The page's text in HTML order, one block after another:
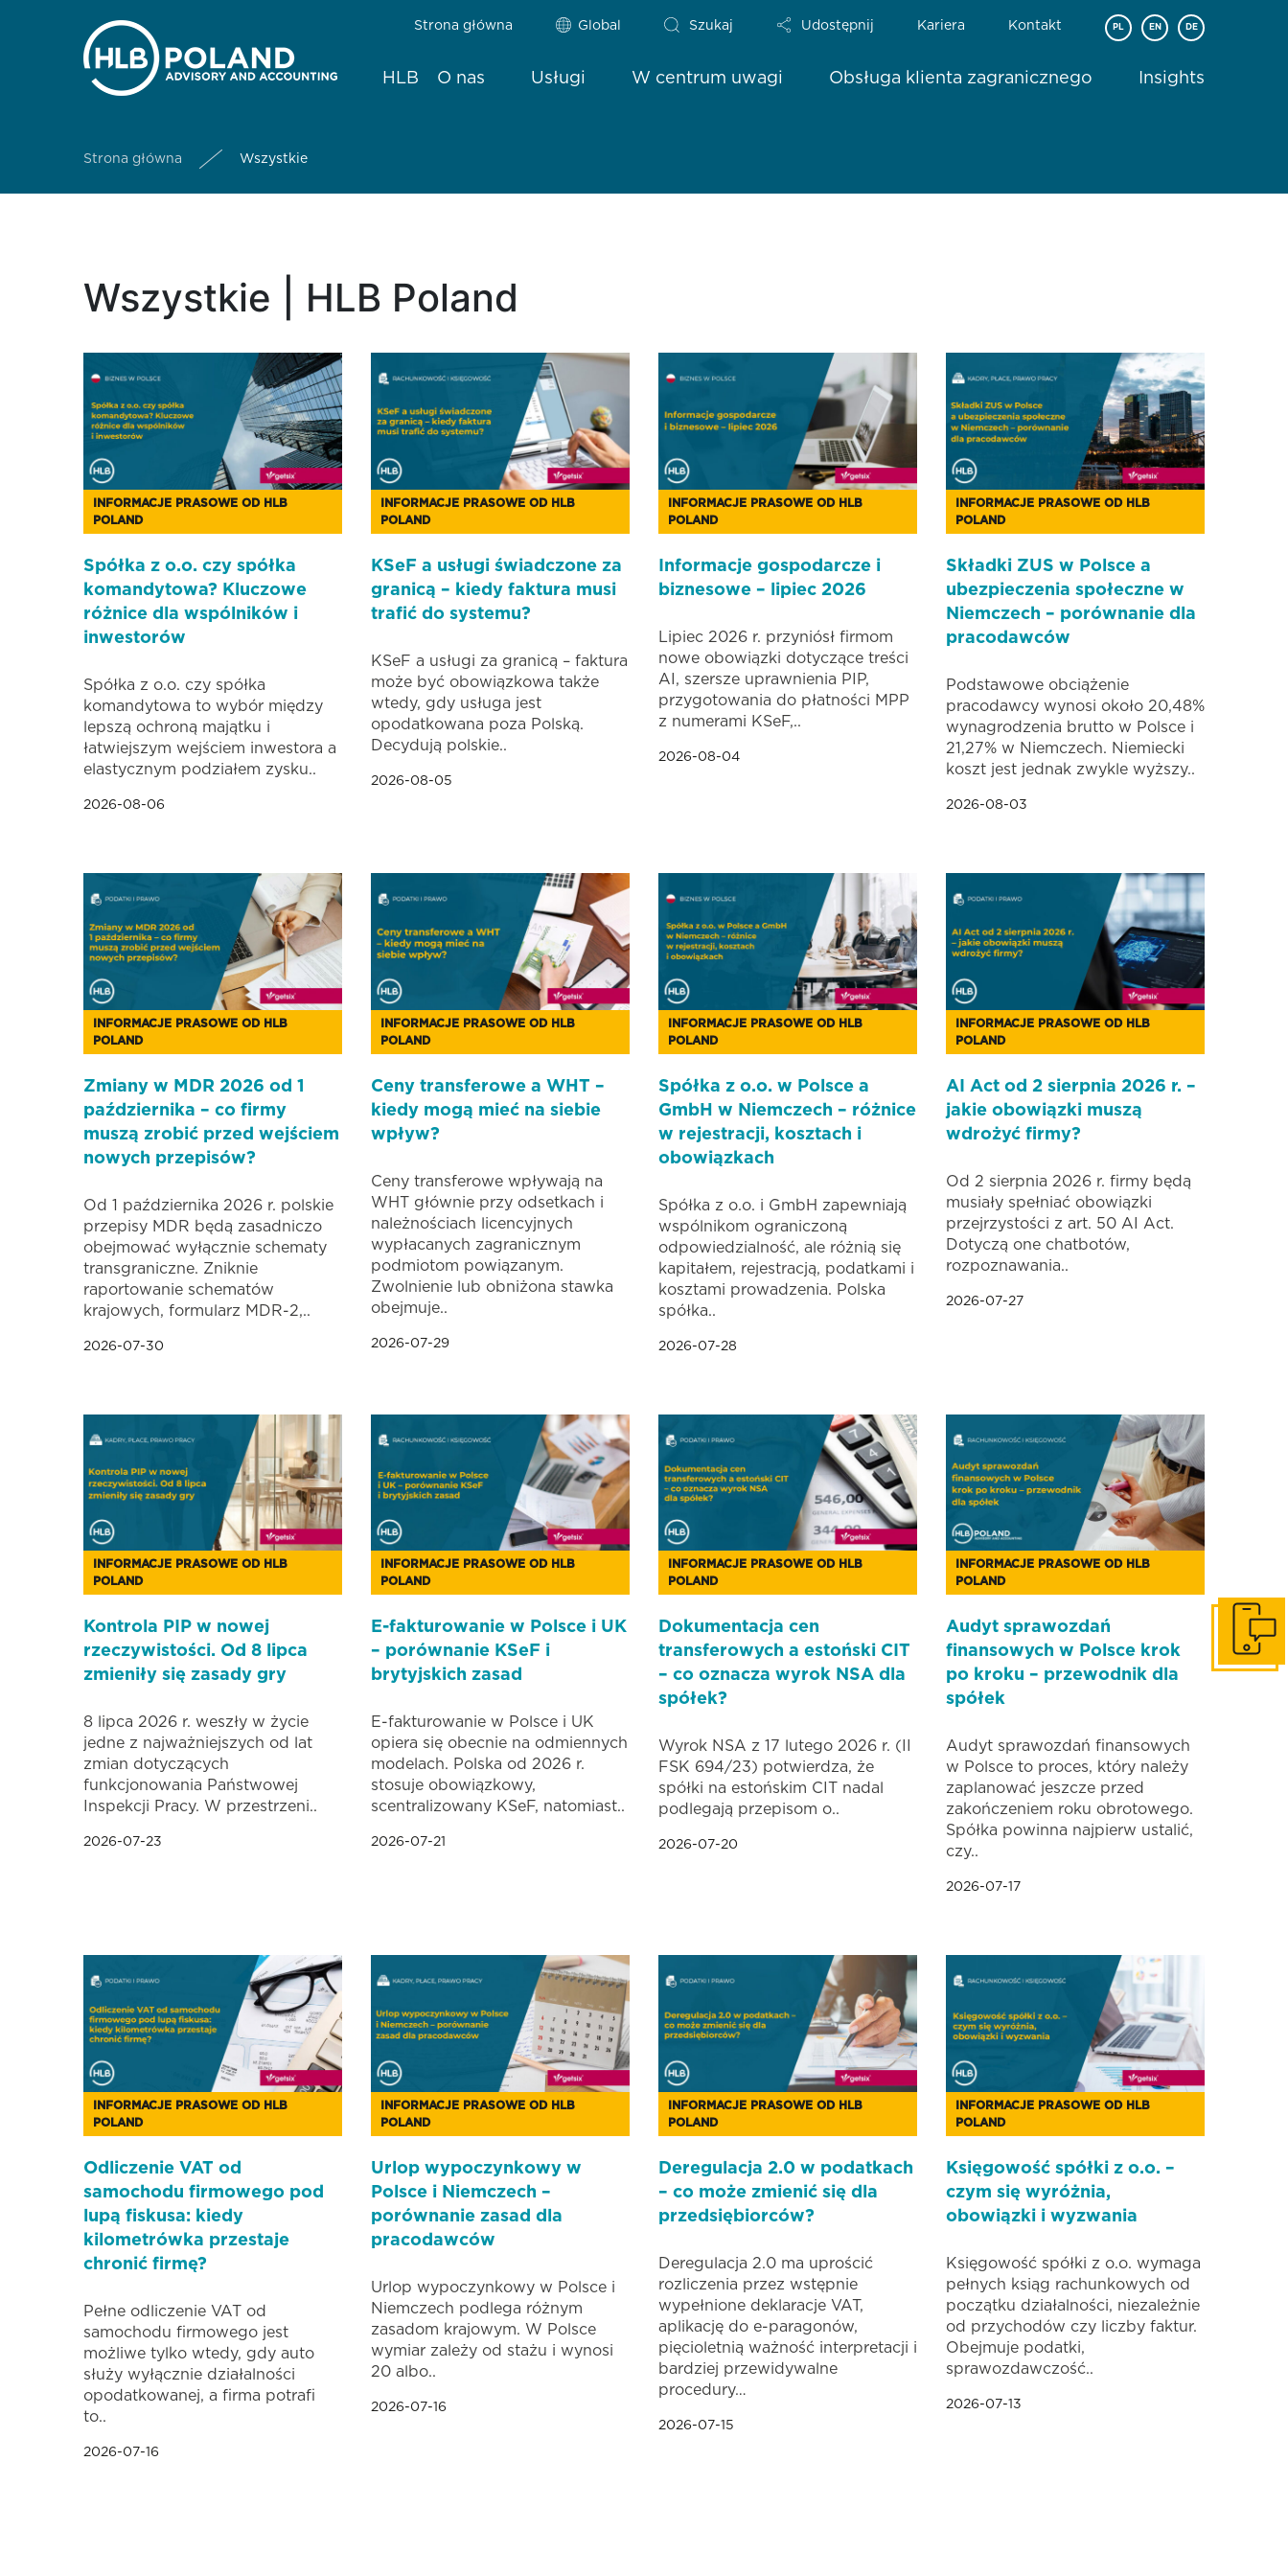
Strona główna Global Szukaj Udostępnij Kariera Kontakt PL EN DE
HLB O nas Usługi W centrum uwagi Obsługa klienta zagranicznego Insights
Strona główna Wszystkie
Wszystkie | HLB Poland
INFORMACJE PRASOWE OD HLB
POLAND
Spółka z o.o. czy spółka
komandytowa? Kluczowe
różnice dla wspólników i
inwestorów
Spółka z o.o. czy spółka
komandytowa to wybór między
lepszą ochroną majątku i
łatwiejszym wejściem inwestora a
elastycznym podziałem zysku..
2026-08-06
INFORMACJE PRASOWE OD HLB
POLAND
KSeF a usługi świadczone za
granicą – kiedy faktura musi
trafić do systemu?
KSeF a usługi za granicą – faktura
może być obowiązkowa także
wtedy, gdy usługa jest
opodatkowana poza Polską.
Decydują polskie..
2026-08-05
INFORMACJE PRASOWE OD HLB
POLAND
Informacje gospodarcze i
biznesowe – lipiec 2026
Lipiec 2026 r. przyniósł firmom
nowe obowiązki dotyczące treści
AI, szersze uprawnienia PIP,
przygotowania do płatności MPP
z numerami KSeF,..
2026-08-04
INFORMACJE PRASOWE OD HLB
POLAND
Składki ZUS w Polsce a
ubezpieczenia społeczne w
Niemczech – porównanie dla
pracodawców
Podstawowe obciążenie
pracodawcy wynosi około 20,48%
wynagrodzenia brutto w Polsce i
21,27% w Niemczech. Niemiecki
koszt jest jednak zwykle wyższy..
2026-08-03
INFORMACJE PRASOWE OD HLB
POLAND
Zmiany w MDR 2026 od 1
października – co firmy
muszą zrobić przed wejściem
nowych przepisów?
Od 1 października 2026 r. polskie
przepisy MDR będą zasadniczo
obejmować wyłącznie schematy
transgraniczne. Zniknie
raportowanie schematów
krajowych, formularz MDR-2,..
2026-07-30
INFORMACJE PRASOWE OD HLB
POLAND
Ceny transferowe a WHT –
kiedy mogą mieć na siebie
wpływ?
Ceny transferowe wpływają na
WHT głównie przy odsetkach i
należnościach licencyjnych
wypłacanych zagranicznym
podmiotom powiązanym.
Zwolnienie lub obniżona stawka
obejmuje..
2026-07-29
INFORMACJE PRASOWE OD HLB
POLAND
Spółka z o.o. w Polsce a
GmbH w Niemczech – różnice
w rejestracji, kosztach i
obowiązkach
Spółka z o.o. i GmbH zapewniają
wspólnikom ograniczoną
odpowiedzialność, ale różnią się
kapitałem, rejestracją, podatkami i
kosztami prowadzenia. Polska
spółka..
2026-07-28
INFORMACJE PRASOWE OD HLB
POLAND
AI Act od 2 sierpnia 2026 r. –
jakie obowiązki muszą
wdrożyć firmy?
Od 2 sierpnia 2026 r. firmy będą
musiały spełniać obowiązki
przejrzystości z art. 50 AI Act.
Dotyczą one chatbotów,
rozpoznawania..
2026-07-27
INFORMACJE PRASOWE OD HLB
POLAND
Kontrola PIP w nowej
rzeczywistości. Od 8 lipca
zmieniły się zasady gry
8 lipca 2026 r. weszły w życie
jedne z najważniejszych od lat
zmian dotyczących
funkcjonowania Państwowej
Inspekcji Pracy. W przestrzeni..
2026-07-23
INFORMACJE PRASOWE OD HLB
POLAND
E-fakturowanie w Polsce i UK
– porównanie KSeF i
brytyjskich zasad
E-fakturowanie w Polsce i UK
opiera się obecnie na odmiennych
modelach. Polska od 2026 r.
stosuje obowiązkowy,
scentralizowany KSeF, natomiast..
2026-07-21
INFORMACJE PRASOWE OD HLB
POLAND
Dokumentacja cen
transferowych a estoński CIT
– co oznacza wyrok NSA dla
spółek?
Wyrok NSA z 17 lutego 2026 r. (II
FSK 694/23) potwierdza, że
spółki na estońskim CIT nadal
podlegają przepisom o..
2026-07-20
INFORMACJE PRASOWE OD HLB
POLAND
Audyt sprawozdań
finansowych w Polsce krok
po kroku – przewodnik dla
spółek
Audyt sprawozdań finansowych
w Polsce to proces, który należy
zaplanować jeszcze przed
zakończeniem roku obrotowego.
Spółka powinna najpierw ustalić,
czy..
2026-07-17
INFORMACJE PRASOWE OD HLB
POLAND
Odliczenie VAT od
samochodu firmowego pod
lupą fiskusa: kiedy
kilometrówka przestaje
chronić firmę?
Pełne odliczenie VAT od
samochodu firmowego jest
możliwe tylko wtedy, gdy auto
służy wyłącznie działalności
opodatkowanej, a firma potrafi
to..
2026-07-16
INFORMACJE PRASOWE OD HLB
POLAND
Urlop wypoczynkowy w
Polsce i Niemczech –
porównanie zasad dla
pracodawców
Urlop wypoczynkowy w Polsce i
Niemczech podlega różnym
zasadom krajowym. W Polsce
wymiar zależy od stażu i wynosi
20 albo..
2026-07-16
INFORMACJE PRASOWE OD HLB
POLAND
Deregulacja 2.0 w podatkach
– co może zmienić się dla
przedsiębiorców?
Deregulacja 2.0 ma uprościć
rozliczenia przez wstępnie
wypełnione deklaracje VAT,
aplikację do e-paragonów,
pięcioletnią ważność interpretacji i
bardziej przewidywalne
procedury…
2026-07-15
INFORMACJE PRASOWE OD HLB
POLAND
Księgowość spółki z o.o. –
czym się wyróżnia,
obowiązki i wyzwania
Księgowość spółki z o.o. wymaga
pełnych ksiąg rachunkowych od
początku działalności, niezależnie
od przychodów czy liczby faktur.
Obejmuje podatki,
sprawozdawczość..
2026-07-13